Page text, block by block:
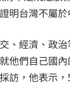
明台灣不屬於
、經濟、政
就他們自己國
訪，他表示